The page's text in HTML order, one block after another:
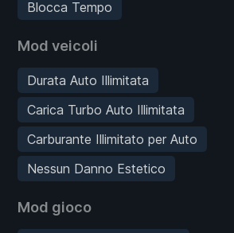
Blocca Tempo
Mod veicoli
Durata Auto Illimitata
Carica Turbo Auto Illimitata
Carburante Illimitato per Auto
Nessun Danno Estetico
Mod gioco